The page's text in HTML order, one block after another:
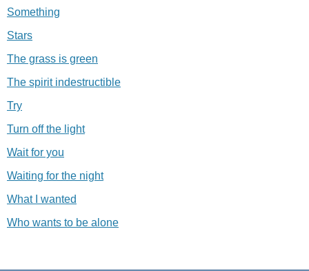
Something
Stars
The grass is green
The spirit indestructible
Try
Turn off the light
Wait for you
Waiting for the night
What I wanted
Who wants to be alone